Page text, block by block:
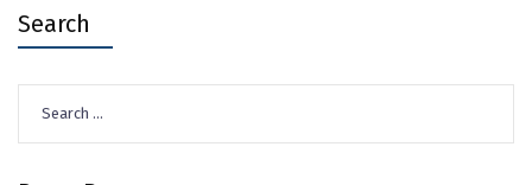
Search
for: